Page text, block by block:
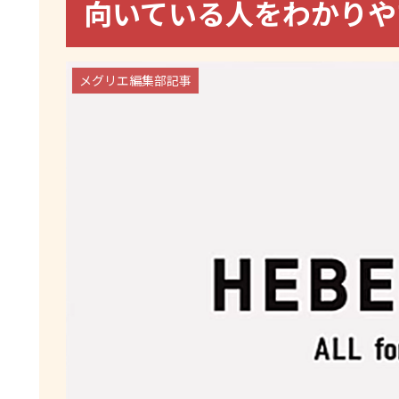
向いている人をわかり
メグリエ編集部記事